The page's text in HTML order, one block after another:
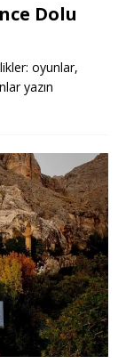
Dolu
oyunlar,
yazın